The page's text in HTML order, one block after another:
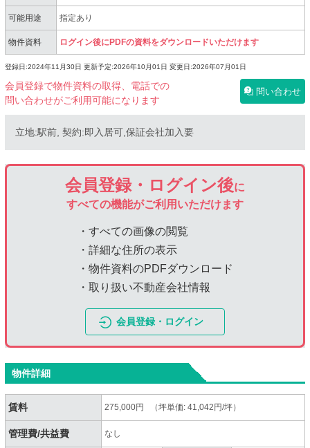
可能用途 指定あり
物件資料 ログイン後にPDFの資料をダウンロードいただけます
登録日:2024年11月30日 更新予定:2026年10月01日 変更日:2026年07月01日
会員登録で物件資料の取得、電話での
問い合わせがご利用可能になります
問い合わせ
立地:駅前, 契約:即入居可,保証会社加入要
会員登録・ログイン後に
すべての機能がご利用いただけます
・すべての画像の閲覧
・詳細な住所の表示
・物件資料のPDFダウンロード
・取り扱い不動産会社情報
会員登録・ログイン
物件詳細
賃料 275,000円 （坪単価: 41,042円/坪）
管理費/共益費 なし